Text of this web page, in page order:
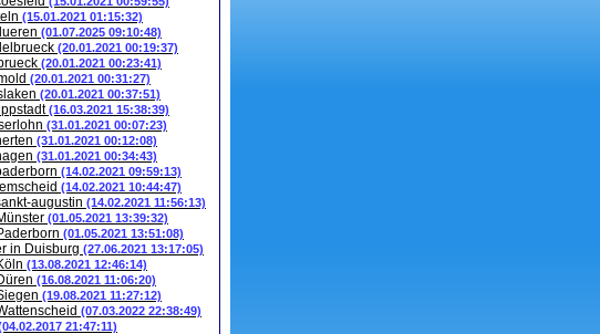
(15.01.2021 01:15:32)
(01.07.2025 09:10:48)
(20.01.2021 00:19:37)
(20.01.2021 00:23:41)
(20.01.2021 00:31:27)
(20.01.2021 00:37:51)
(16.03.2021 15:38:39)
(31.01.2021 00:07:23)
(31.01.2021 00:12:08)
(31.01.2021 00:34:43)
(14.02.2021 09:59:13)
(14.02.2021 10:44:47)
augustin (14.02.2021 11:56:13)
(01.05.2021 13:39:32)
(01.05.2021 13:51:08)
in Duisburg (27.06.2021 13:17:05)
(13.08.2021 12:46:14)
(16.08.2021 11:06:20)
(19.08.2021 11:27:12)
(07.03.2022 22:38:49)
21:47:11)